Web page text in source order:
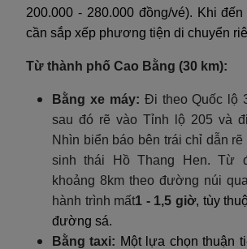
200.000 - 280.000 đồng/vé). Khi
cần sắp xếp phương tiện di chuyển
Từ thành phố Cao Bằng (30 km):
Bằng xe máy: Đi theo Quốc lộ
sau đó rẽ vào Tỉnh lộ 205 và
Nhìn biển báo bên trái chỉ dẫn
sinh thái Hồ Thang Hen. Từ
khoảng 8km theo đường núi
hành trình mất1 - 1,5 giờ, tùy
đường sá.
Bằng taxi: Một lựa chọn thuận